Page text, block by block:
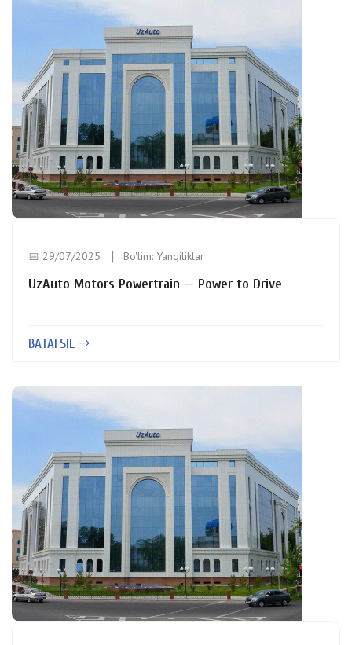
📅 29/07/2025 Bo'lim: Yangiliklar
UzAuto Motors Powertrain — Power to Drive
BATAFSIL